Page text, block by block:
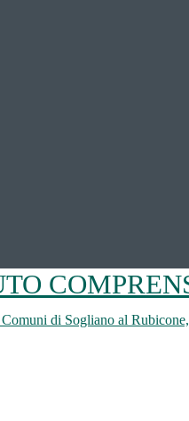
di Sogliano al